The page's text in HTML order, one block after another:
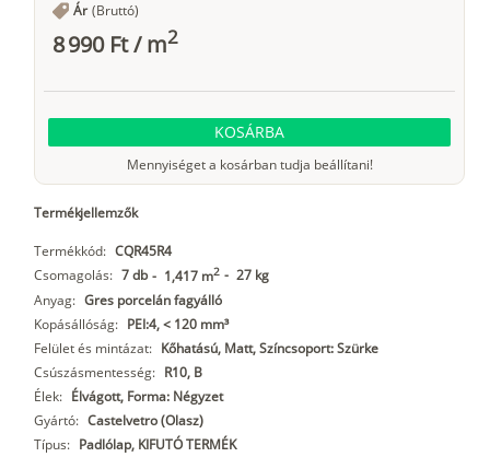
Ár (Bruttó)
8 990 Ft/m2
KOSÁRBA
Mennyiséget a kosárban tudja beállítani!
Termékjellemzők
Termékkód: CQR45R4
Csomagolás: 7 db - 1,417 m2 - 27 kg
Anyag: Gres porcelán fagyálló
Kopásállóság: PEI:4, < 120 mm³
Felület és mintázat: Kőhatású, Matt, Színcsoport: Szürke
Csúszásmentesség: R10, B
Élek: Élvágott, Forma: Négyzet
Gyártó: Castelvetro (Olasz)
Típus: Padlólap, KIFUTÓ TERMÉK